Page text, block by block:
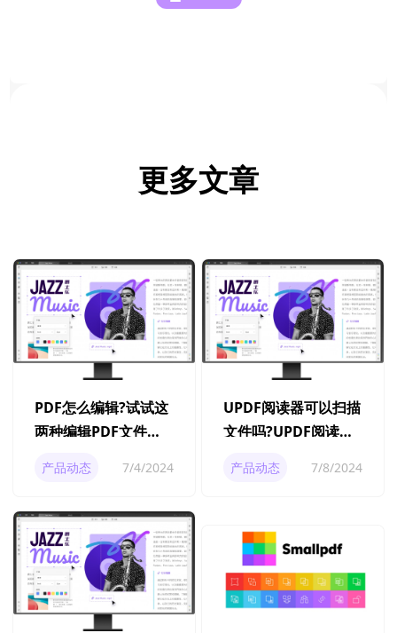
更多文章
PDF怎么编辑?试试这
两种编辑PDF文件的
产品动态 7/4/2024
UPDF阅读器可以扫描
文件吗?UPDF阅读器
件？
产品动态 7/8/2024